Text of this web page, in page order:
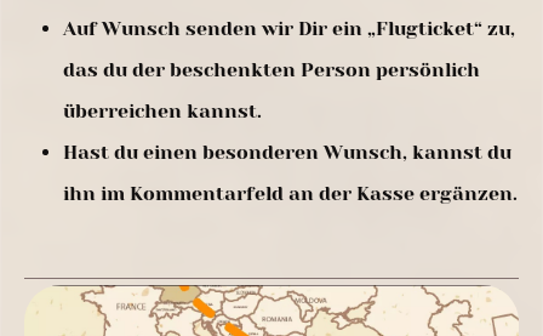
Auf Wunsch senden wir Dir ein „Flugticket“ zu,
das du der beschenkten Person persönlich
überreichen kannst.
Hast du einen besonderen Wunsch, kannst du
ihn im Kommentarfeld an der Kasse ergänzen.